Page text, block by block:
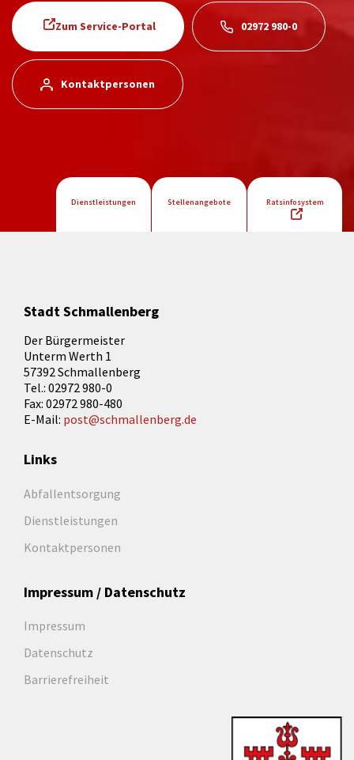
Zum Service-Portal 02972 980-0
Kontaktpersonen
Dienstleistungen Stellenangebote Ratsinfosystem
Stadt Schmallenberg
Der Bürgermeister
Unterm Werth 1
57392 Schmallenberg
Tel.: 02972 980-0
Fax: 02972 980-480
E-Mail: post@schmallenberg.de
Links
Abfallentsorgung
Dienstleistungen
Kontaktpersonen
Impressum / Datenschutz
Impressum
Datenschutz
Barrierefreiheit